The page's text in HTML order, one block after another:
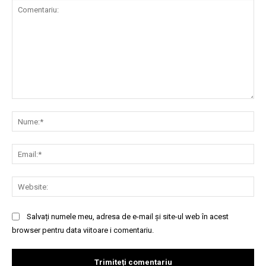
Salvați numele meu, adresa de e-mail și site-ul web în acest
browser pentru data viitoare i comentariu.